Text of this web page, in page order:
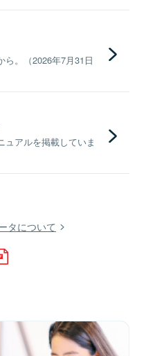
。（2026年7月31日
ュアルを掲載していま
タについて